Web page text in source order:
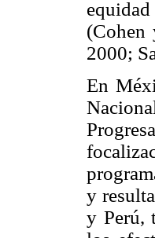
(Cohen
2000;
En
y
y Perú,